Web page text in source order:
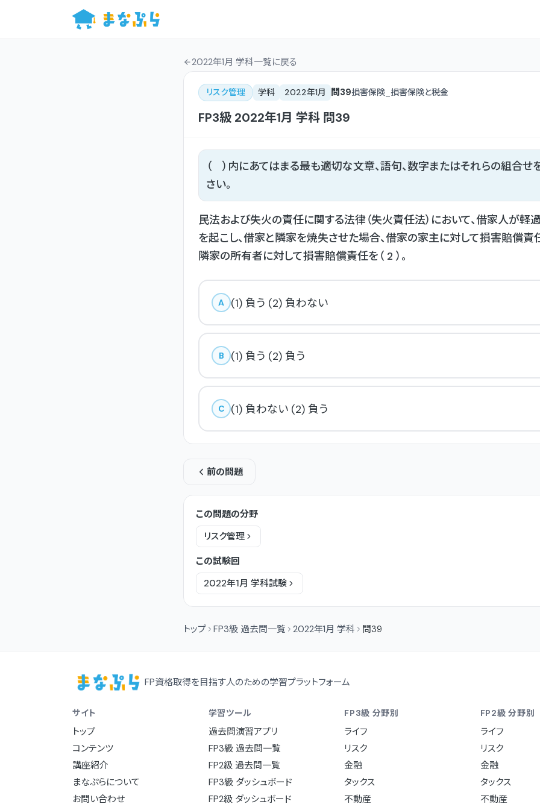
2022年1月 学科一覧に戻る
リスク管理 学科 2022年1月 問39損害保険_損害保険と税金
FP3級 2022年1月 学科 問39
（ ）内にあてはまる最も適切な文章、語句、数字またはそれらの組合せ
さい。
民法および失火の責任に関する法律（失火責任法）において、借家人が軽
を起こし、借家と隣家を焼失させた場合、借家の家主に対して損害賠償責任
隣家の所有者に対して損害賠償責任を（ 2 ）。
A (1) 負う (2) 負わない
B (1) 負う (2) 負う
C (1) 負わない (2) 負う
前の問題
この問題の分野
リスク管理
この試験回
2022年1月 学科試験
トップ FP3級 過去問一覧 2022年1月 学科 問39
FP資格取得を目指す人のための学習プラットフォーム
サイト
トップ
コンテンツ
講座紹介
まなぷらについて
お問い合わせ
学習ツール
過去問演習アプリ
FP3級 過去問一覧
FP2級 過去問一覧
FP3級 ダッシュボード
FP2級 ダッシュボード
FP3級 分野別
ライフ
リスク
金融
タックス
不動産
FP2級 分野別
ライフ
リスク
金融
タックス
不動産